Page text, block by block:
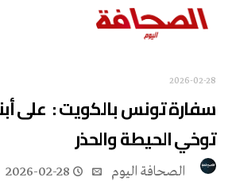
2026-02-28
سفارة تونس بالكويت : على
توخي الحيطة والحذر
2026-02-28